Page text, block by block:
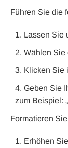
Führen Sie die
Lassen Sie
Wählen Sie
Klicken Sie
Geben Sie
zum Beispiel:
Formatieren
Erhöhen